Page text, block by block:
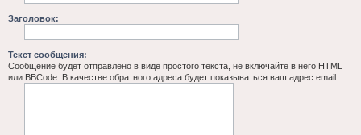
Заголовок:
Текст сообщения:
Сообщение будет отправлено в виде простого текста, не включайте в него HTML
или BBCode. В качестве обратного адреса будет показываться ваш адрес email.